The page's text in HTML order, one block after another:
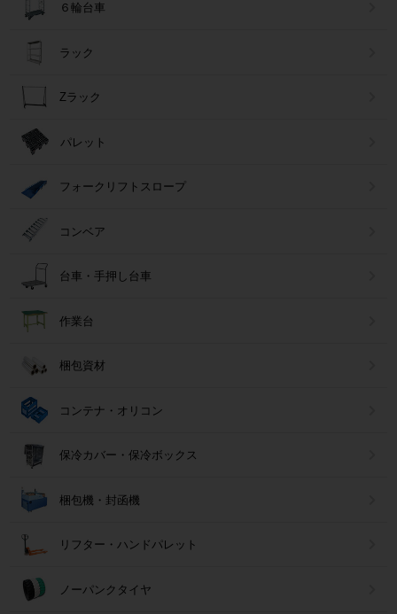
６輪台車
ラック
Zラック
パレット
フォークリフトスロープ
コンベア
台車・手押し台車
作業台
梱包資材
コンテナ・オリコン
保冷カバー・保冷ボックス
梱包機・封函機
リフター・ハンドパレット
ノーパンクタイヤ